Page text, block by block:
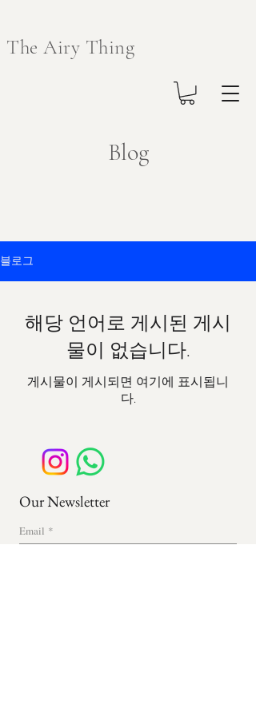
The Airy Thing
Blog
블로그
해당 언어로 게시된 게시
물이 없습니다.
게시물이 게시되면 여기에 표시됩니
다.
Our Newsletter
Email *